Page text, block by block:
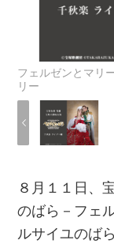
フェルゼンとマリ
リー
８月１１日、
のばら－フェ
ルサイユのば